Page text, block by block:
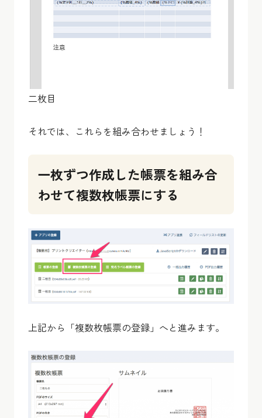
二枚目
それでは、これらを組み合わせましょう！
一枚ずつ作成した帳票を組み合
わせて複数枚帳票にする
上記から「複数枚帳票の登録」へと進みます。